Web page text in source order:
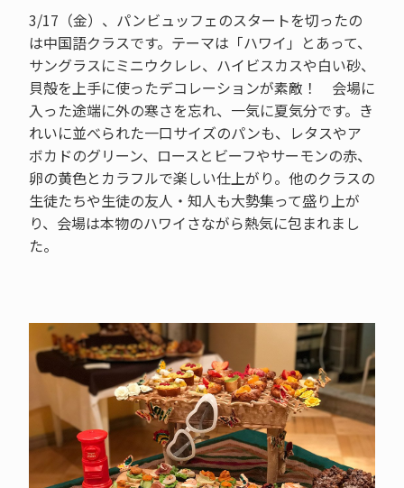
3/17（金）、パンビュッフェのスタートを切ったの
は中国語クラスです。テーマは「ハワイ」とあって、
サングラスにミニウクレレ、ハイビスカスや白い砂、
貝殻を上手に使ったデコレーションが素敵！ 会場に
入った途端に外の寒さを忘れ、一気に夏気分です。き
れいに並べられた一口サイズのパンも、レタスやア
ボカドのグリーン、ロースとビーフやサーモンの赤、
卵の黄色とカラフルで楽しい仕上がり。他のクラスの
生徒たちや生徒の友人・知人も大勢集って盛り上が
り、会場は本物のハワイさながら熱気に包まれまし
た。